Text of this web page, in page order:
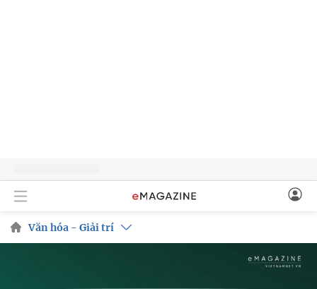
Văn hóa - Giải trí